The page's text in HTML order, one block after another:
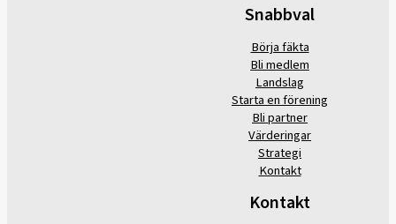
Snabbval
Börja fäkta
Bli medlem
Landslag
Starta en förening
Bli partner
Värderingar
Strategi
Kontakt
Kontakt